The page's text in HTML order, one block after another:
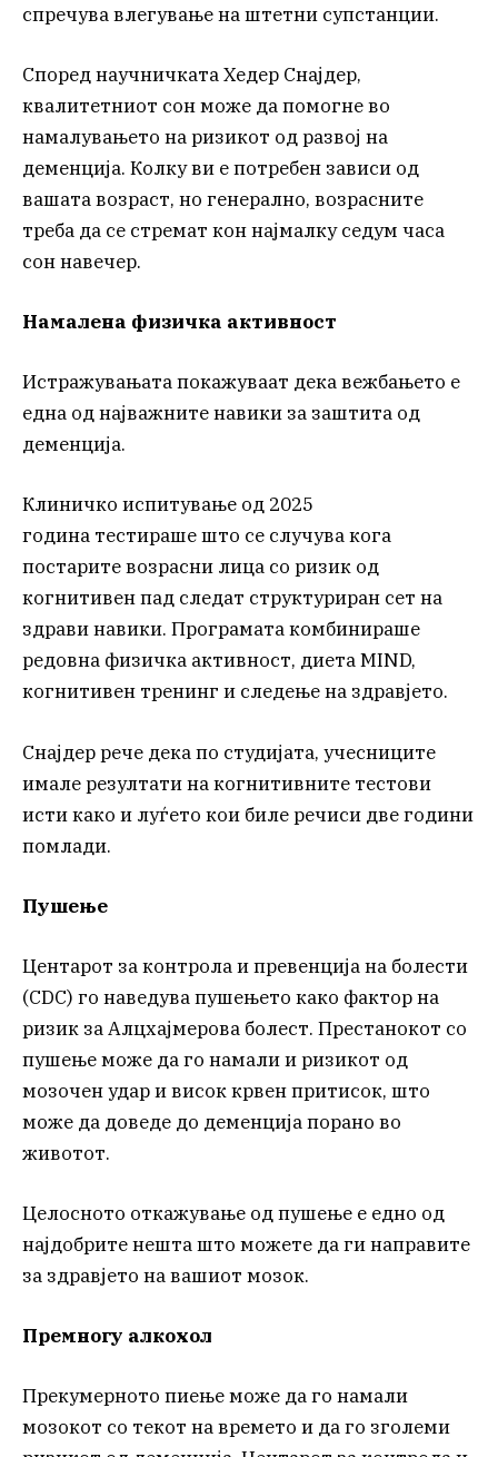
спречува влегување на штетни супстанции.
Според научничката Хедер Снајдер,
квалитетниот сон може да помогне во
намалувањето на ризикот од развој на
деменција. Колку ви е потребен зависи од
вашата возраст, но генерално, возрасните
треба да се стремат кон најмалку седум часа
сон навечер.
Намалена физичка активност
Истражувањата покажуваат дека вежбањето е
една од најважните навики за заштита од
деменција.
Клиничко испитување од 2025
година тестираше што се случува кога
постарите возрасни лица со ризик од
когнитивен пад следат структуриран сет на
здрави навики. Програмата комбинираше
редовна физичка активност, диета MIND,
когнитивен тренинг и следење на здравјето.
Снајдер рече дека по студијата, учесниците
имале резултати на когнитивните тестови
исти како и луѓето кои биле речиси две години
помлади.
Пушење
Центарот за контрола и превенција на болести
(CDC) го наведува пушењето како фактор на
ризик за Алцхајмерова болест. Престанокот со
пушење може да го намали и ризикот од
мозочен удар и висок крвен притисок, што
може да доведе до деменција порано во
животот.
Целосното откажување од пушење е едно од
најдобрите нешта што можете да ги направите
за здравјето на вашиот мозок.
Премногу алкохол
Прекумерното пиење може да го намали
мозокот со текот на времето и да го зголеми